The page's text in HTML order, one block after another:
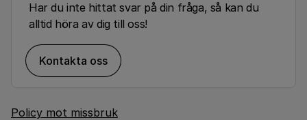
Har du inte hittat svar på din fråga, så kan du
alltid höra av dig till oss!
Kontakta oss
Policy mot missbruk